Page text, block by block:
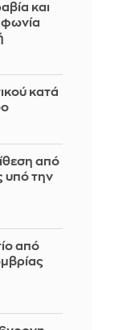
και
κατά
από
υπό την
από